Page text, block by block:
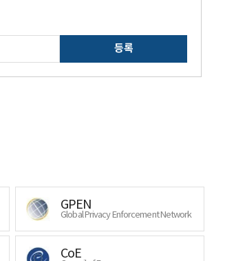
등록
GPEN
Global Privacy Enforcement Network
CoE